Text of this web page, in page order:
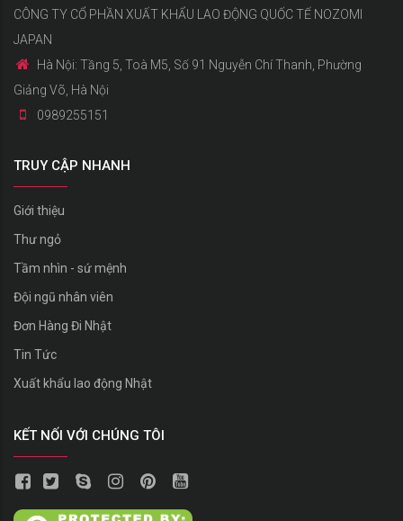
CÔNG TY CỔ PHẦN XUẤT KHẨU LAO ĐỘNG QUỐC TẾ NOZOMI
JAPAN
Hà Nội: Tầng 5, Toà M5, Số 91 Nguyễn Chí Thanh, Phường
Giảng Võ, Hà Nội
0989255151
TRUY CẬP NHANH
Giới thiệu
Thư ngỏ
Tầm nhìn - sứ mệnh
Đội ngũ nhân viên
Đơn Hàng Đi Nhật
Tin Tức
Xuất khẩu lao động Nhật
KẾT NỐI VỚI CHÚNG TÔI